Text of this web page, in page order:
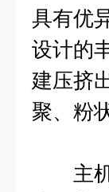
具有优
设计的
建压挤
聚、粉
主机